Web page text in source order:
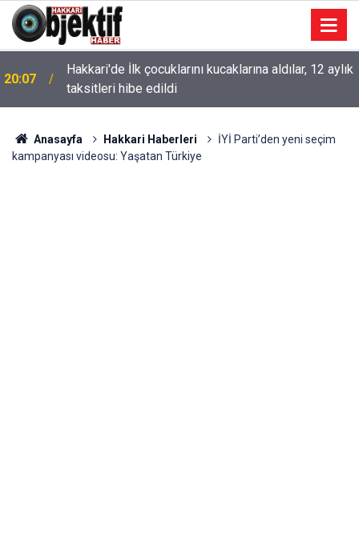
20:07
Hakkari'de İlk çocuklarını kucaklarına aldılar, 12 aylık
taksitleri hibe edildi
Anasayfa Hakkari Haberleri
İYİ Parti’den yeni seçim
kampanyası videosu: Yaşatan Türkiye